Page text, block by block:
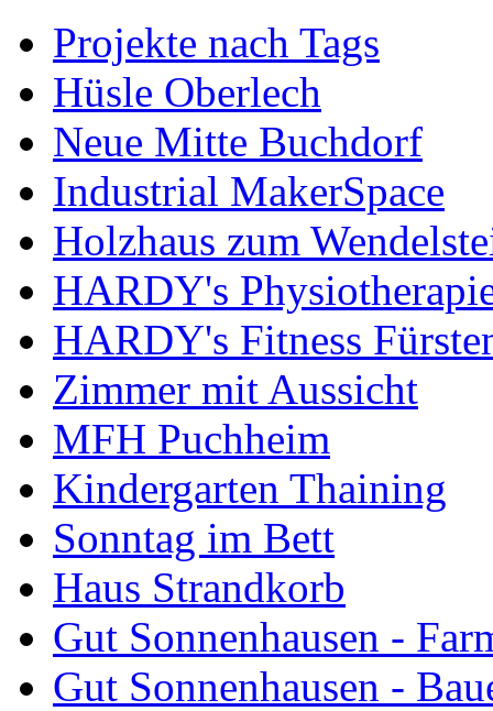
Projekte nach Tags
Hüsle Oberlech
Neue Mitte Buchdorf
Industrial MakerSpace
Holzhaus zum
HARDY's
HARDY's Fitness
Zimmer mit Aussicht
MFH Puchheim
Kindergarten Thaining
Sonntag im Bett
Haus Strandkorb
Gut Sonnenhausen -
Gut Sonnenhausen -